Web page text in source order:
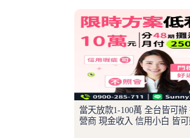
當天放款1-100萬 全台皆可辦
營商 現金收入 信用小白 皆